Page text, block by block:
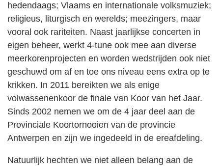
hedendaags; Vlaams en internationale volksmuziek;
religieus, liturgisch en werelds; meezingers, maar
vooral ook rariteiten. Naast jaarlijkse concerten in
eigen beheer, werkt 4-tune ook mee aan diverse
meerkorenprojecten en worden wedstrijden ook niet
geschuwd om af en toe ons niveau eens extra op te
krikken. In 2011 bereikten we als enige
volwassenenkoor de finale van Koor van het Jaar.
Sinds 2002 nemen we om de 4 jaar deel aan de
Provinciale Koortornooien van de provincie
Antwerpen en zijn we ingedeeld in de ereafdeling.
Natuurlijk hechten we niet alleen belang aan de